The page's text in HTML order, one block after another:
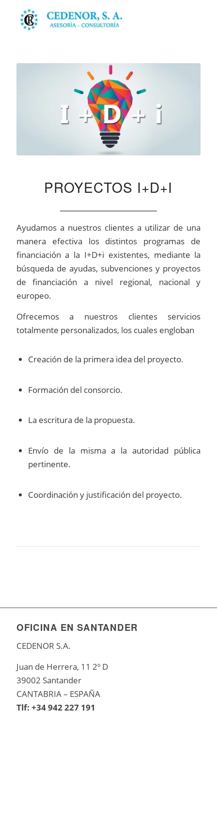
PROYECTOS I+D+I
Ayudamos a nuestros clientes a utilizar de una
manera efectiva los distintos programas de
financiación a la I+D+i existentes, mediante la
búsqueda de ayudas, subvenciones y proyectos
de financiación a nivel regional, nacional y
europeo.
Ofrecemos a nuestros clientes servicios
totalmente personalizados, los cuales engloban
Creación de la primera idea del proyecto.
Formación del consorcio.
La escritura de la propuesta.
Envío de la misma a la autoridad pública
pertinente.
Coordinación y justificación del proyecto.
OFICINA EN SANTANDER
CEDENOR S.A.
Juan de Herrera, 11 2º D
39002 Santander
CANTABRIA – ESPAÑA
Tlf: +34 942 227 191